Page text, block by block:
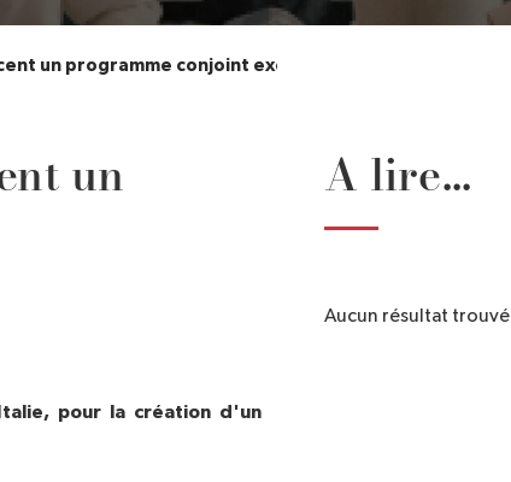
un programme conjoint exclusif
un
pour la création d'un
A lire...
Aucun résultat trouvé